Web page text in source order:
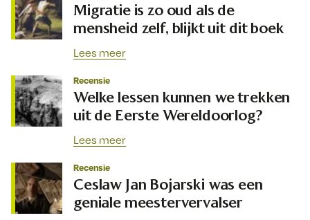
Migratie is zo oud als de
mensheid zelf, blijkt uit dit boek
Lees meer
Recensie
Welke lessen kunnen we trekken
uit de Eerste Wereldoorlog?
Lees meer
Recensie
Ceslaw Jan Bojarski was een
geniale meestervervalser